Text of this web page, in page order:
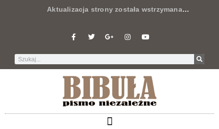
Aktualizacja strony została wstrzymana…